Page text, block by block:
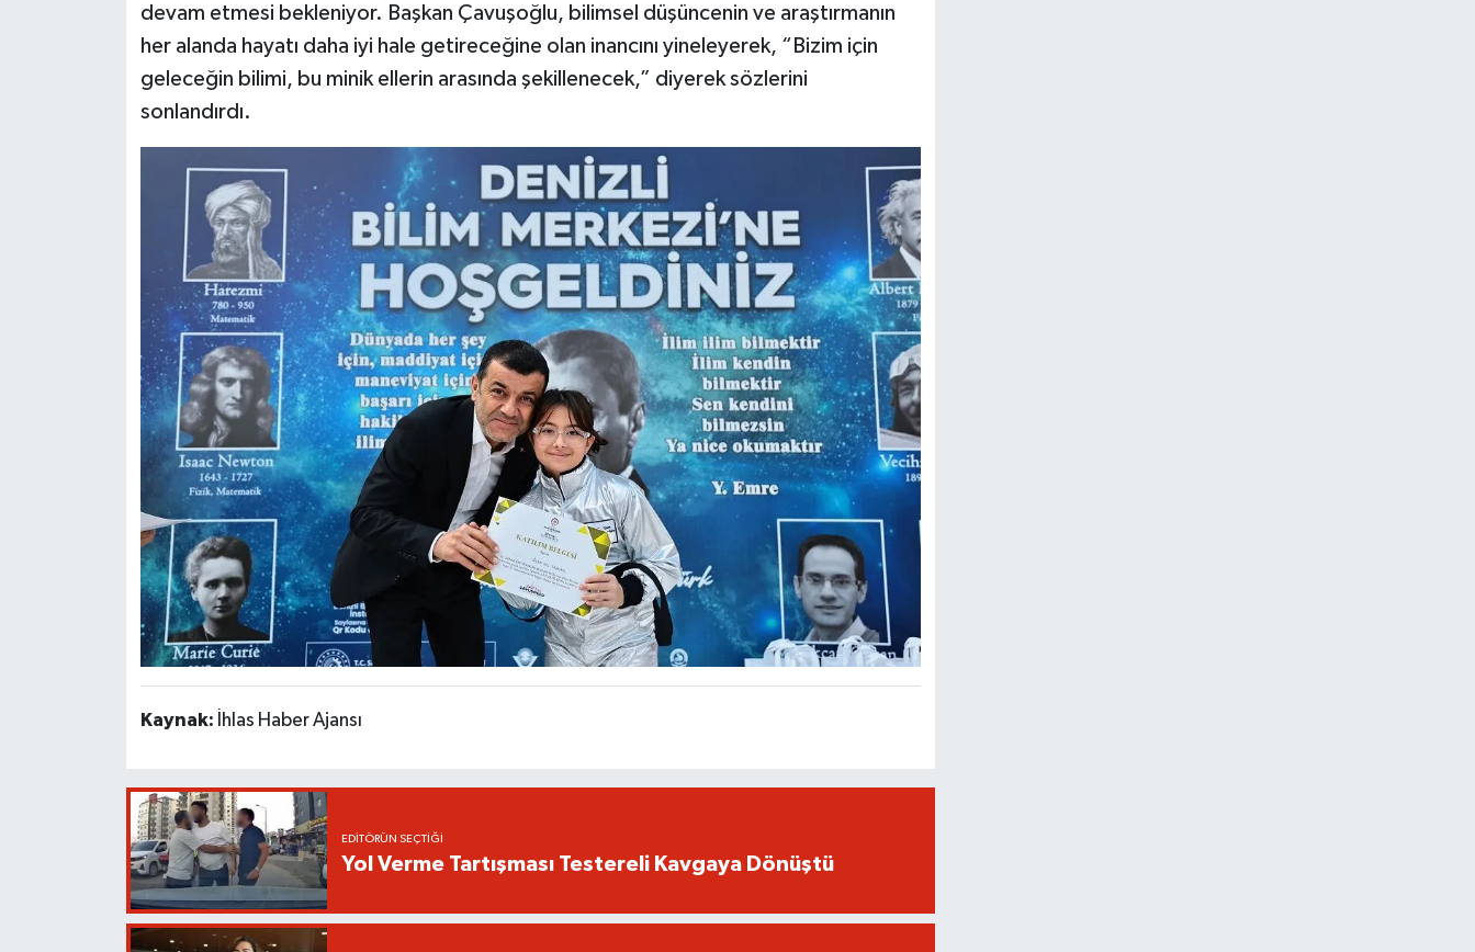
devam etmesi bekleniyor. Başkan Çavuşoğlu, bilimsel düşüncenin ve araştırmanın
her alanda hayatı daha iyi hale getireceğine olan inancını yineleyerek, “Bizim için
geleceğin bilimi, bu minik ellerin arasında şekillenecek,” diyerek sözlerini
sonlandırdı.
Kaynak: İhlas Haber Ajansı
EDITÖRÜN SEÇTIĞI
Yol Verme Tartışması Testereli Kavgaya Dönüştü